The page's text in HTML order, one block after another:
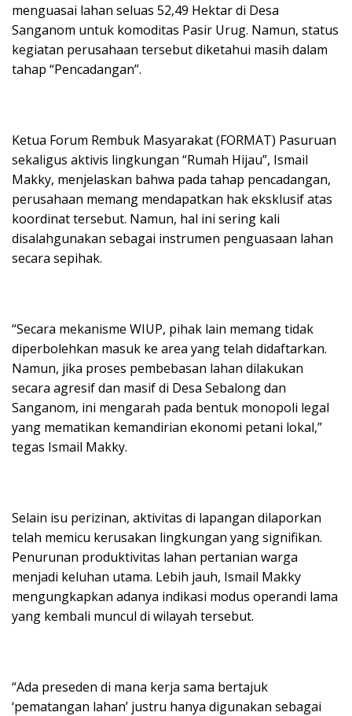
menguasai lahan seluas 52,49 Hektar di Desa
Sanganom untuk komoditas Pasir Urug. Namun, status
kegiatan perusahaan tersebut diketahui masih dalam
tahap “Pencadangan”.
Ketua Forum Rembuk Masyarakat (FORMAT) Pasuruan
sekaligus aktivis lingkungan “Rumah Hijau”, Ismail
Makky, menjelaskan bahwa pada tahap pencadangan,
perusahaan memang mendapatkan hak eksklusif atas
koordinat tersebut. Namun, hal ini sering kali
disalahgunakan sebagai instrumen penguasaan lahan
secara sepihak.
“Secara mekanisme WIUP, pihak lain memang tidak
diperbolehkan masuk ke area yang telah didaftarkan.
Namun, jika proses pembebasan lahan dilakukan
secara agresif dan masif di Desa Sebalong dan
Sanganom, ini mengarah pada bentuk monopoli legal
yang mematikan kemandirian ekonomi petani lokal,”
tegas Ismail Makky.
Selain isu perizinan, aktivitas di lapangan dilaporkan
telah memicu kerusakan lingkungan yang signifikan.
Penurunan produktivitas lahan pertanian warga
menjadi keluhan utama. Lebih jauh, Ismail Makky
mengungkapkan adanya indikasi modus operandi lama
yang kembali muncul di wilayah tersebut.
“Ada preseden di mana kerja sama bertajuk
‘pematangan lahan’ justru hanya digunakan sebagai